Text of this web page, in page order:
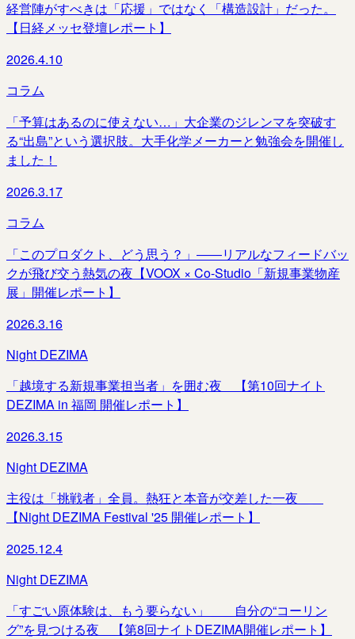
経営陣がすべきは「応援」ではなく「構造設計」だった。
【日経メッセ登壇レポート】
2026.4.10
コラム
「予算はあるのに使えない…」大企業のジレンマを突破す
る“出島”という選択肢。大手化学メーカーと勉強会を開催し
ました！
2026.3.17
コラム
「このプロダクト、どう思う？」――リアルなフィードバッ
クが飛び交う熱気の夜【VOOX × Co-Studio「新規事業物産
展」開催レポート】
2026.3.16
Night DEZIMA
「越境する新規事業担当者」を囲む夜 【第10回ナイト
DEZIMA in 福岡 開催レポート】
2026.3.15
Night DEZIMA
主役は「挑戦者」全員。熱狂と本音が交差した一夜＿＿
【Night DEZIMA Festival '25 開催レポート】
2025.12.4
Night DEZIMA
「すごい原体験は、もう要らない」＿＿自分の“コーリン
グ”を見つける夜 【第8回ナイトDEZIMA開催レポート】